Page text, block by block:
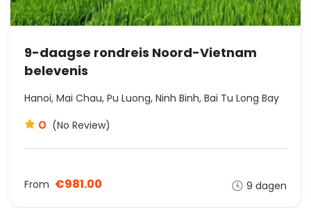
9-daagse rondreis Noord-Vietnam
belevenis
Hanoi, Mai Chau, Pu Luong, Ninh Binh, Bai Tu Long Bay
0 (No Review)
From €981.00 9 dagen